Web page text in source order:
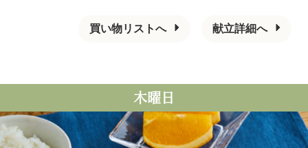
買い物リストへ 献立詳細へ
木曜日